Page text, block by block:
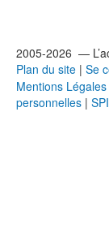
2005-2026 — L’
Plan du site | Se
Mentions Légales
personnelles |